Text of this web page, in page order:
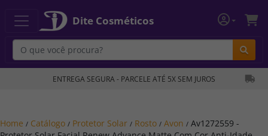
Dite Cosméticos
ENTREGA SEGURA - PARCELE ATÉ 5X SEM JUROS
Home / Catálogo / Protetor Solar / Rosto / Avon / Av1272559 -